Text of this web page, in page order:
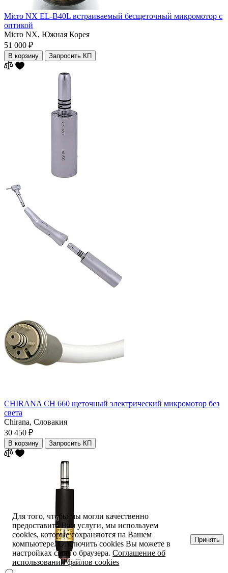
Micro NX EL-B40L встраиваемый бесщеточный микромотор с
оптикой
Micro NX, Южная Корея
51 000 ₽
В корзину Запросить КП
CHIRANA CH 660 щеточный электрический микромотор без
света
Chirana, Словакия
30 450 ₽
В корзину Запросить КП
Для того, чтобы мы могли качественно
предоставить Вам услуги, мы используем
cookies, которые сохраняются на Вашем
компьютере. Отключить cookies Вы можете в
настройках своего браузера.Соглашение об
использовании файлов cookies
Принять